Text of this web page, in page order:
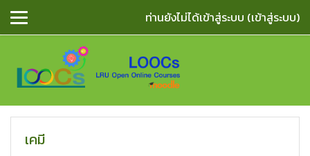
ข้ามไปยังเนื้อหาหลัก
ท่านยังไม่ได้เข้าสู่ระบบ (เข้าสู่ระบบ)
เคมี